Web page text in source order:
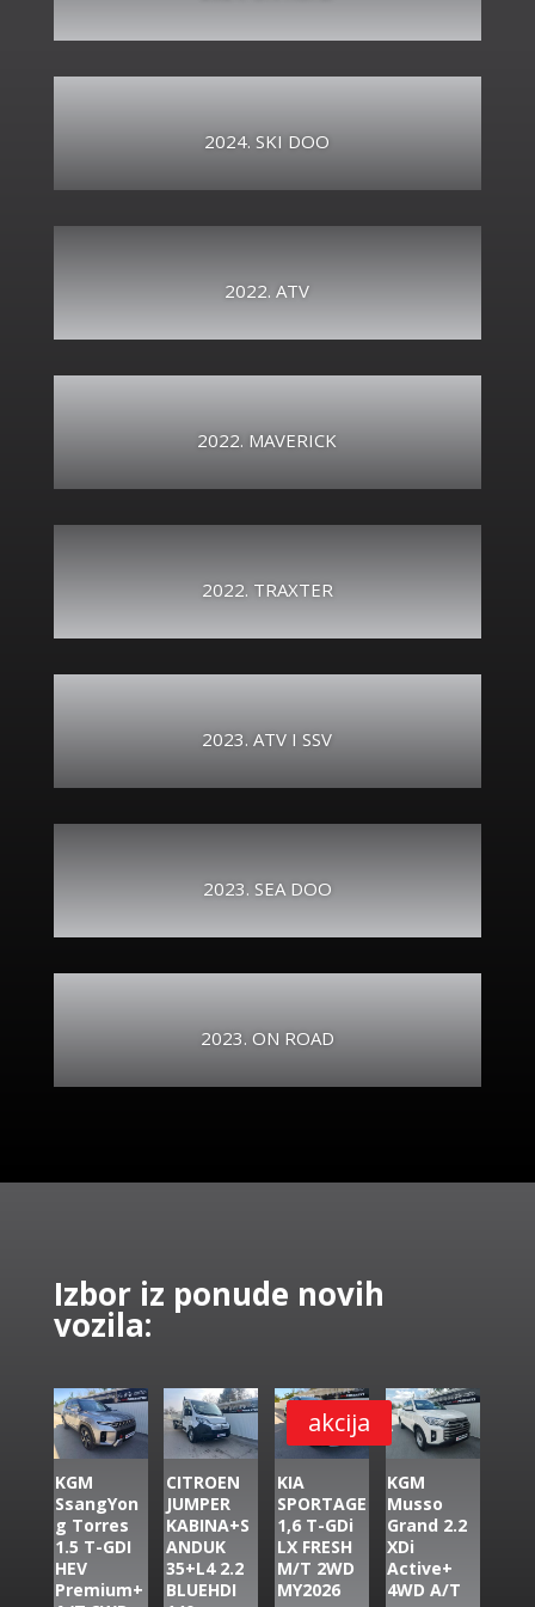
2024. SKI DOO
2022. ATV
2022. MAVERICK
2022. TRAXTER
2023. ATV I SSV
2023. SEA DOO
2023. ON ROAD
Izbor iz ponude novih
vozila:
KGM
SsangYon
g Torres
1.5 T-GDI
HEV
Premium+
CITROEN
JUMPER
KABINA+S
ANDUK
35+L4 2.2
BLUEHDI
akcija
KIA
SPORTAGE
1,6 T-GDi
LX FRESH
M/T 2WD
MY2026
KGM
Musso
Grand 2.2
XDi
Active+
4WD A/T